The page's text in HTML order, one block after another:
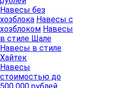
Навесы без
хозблока Навесы с
хозблоком Навесы
в стиле Шале
Навесы в стиле
Хайтек
Навесы
стоимостью до
500 000 рублей